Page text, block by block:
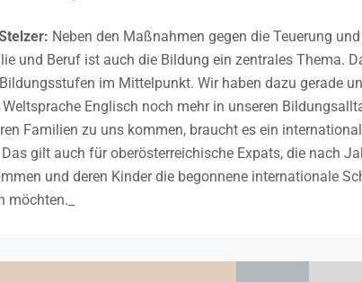
Neben den Maßnahmen gegen die Teuerung
und Beruf ist auch die Bildung ein zentrales Thema.
im Mittelpunkt. Wir haben dazu gerade
Englisch noch mehr in unseren
Familien zu uns kommen, braucht es ein
gilt auch für oberösterreichische Expats, die nach
und deren Kinder die begonnene internationale
möchten._